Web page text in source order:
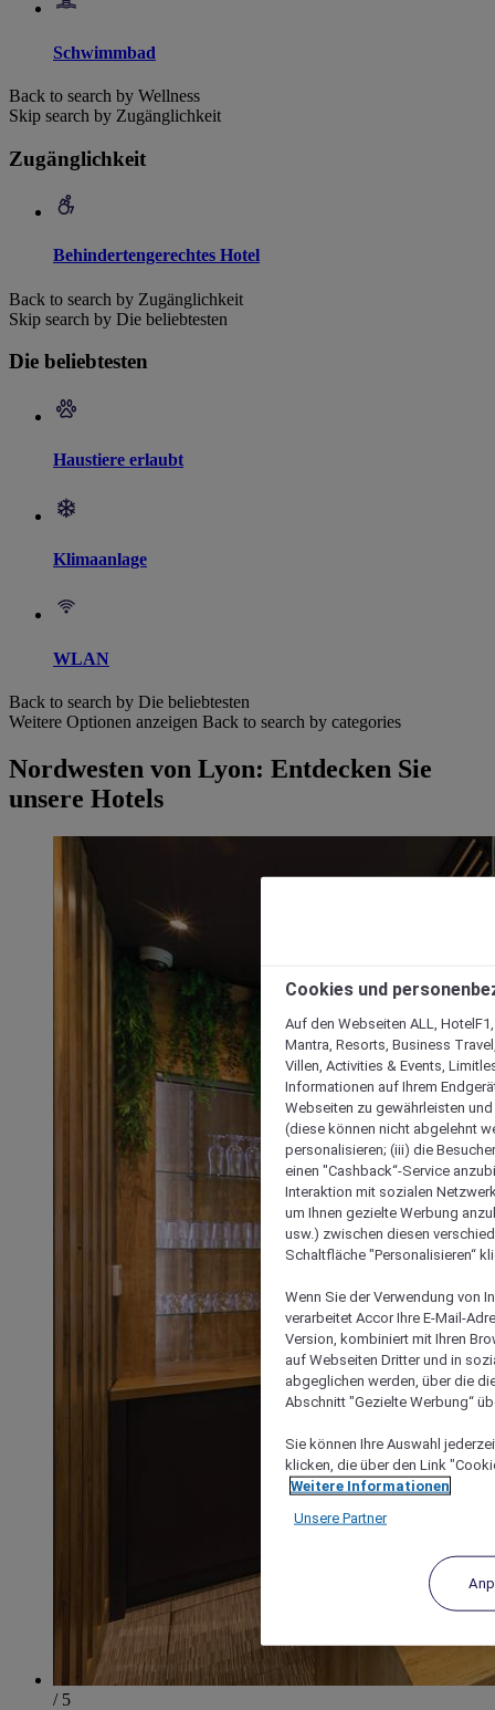
Schwimmbad
Back to search by Wellness
Skip search by Zugänglichkeit
Zugänglichkeit
Behindertengerechtes Hotel
Back to search by Zugänglichkeit
Skip search by Die beliebtesten
Die beliebtesten
Haustiere erlaubt
Klimaanlage
WLAN
Back to search by Die beliebtesten
Weitere Optionen anzeigen Back to search by categories
Nordwesten von Lyon: Entdecken Sie
unsere Hotels
/ 5
Cookies und
Auf den Webseiten ALL,
Mantra, Resorts, Business
Villen, Activities & Events,
Informationen auf Ihrem
Webseiten zu gewährleisten
(diese können nicht abgelehnt
personalisieren; (iii) die
einen "Cashback“-Service
Interaktion mit sozialen
um Ihnen gezielte Werbung
usw.) zwischen diesen
Schaltfläche "Personalisieren“
Wenn Sie der Verwendung von
verarbeitet Accor Ihre E-Mail-
Version, kombiniert mit Ihren
auf Webseiten Dritter und in
abgeglichen werden, über die
Abschnitt "Gezielte Werbung“
Sie können Ihre Auswahl
klicken, die über den Link
Weitere Informationen
Unsere Partner